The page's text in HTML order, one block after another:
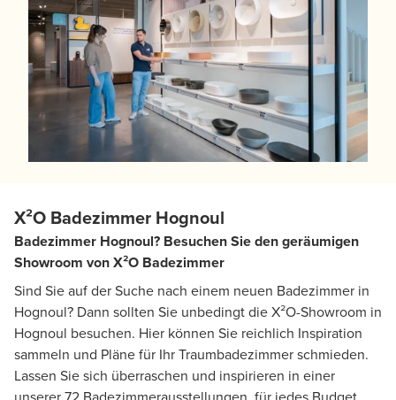
X²O Badezimmer Hognoul
Badezimmer Hognoul? Besuchen Sie den geräumigen
Showroom von X²O Badezimmer
Sind Sie auf der Suche nach einem neuen Badezimmer in
Hognoul? Dann sollten Sie unbedingt die X²O-Showroom in
Hognoul besuchen. Hier können Sie reichlich Inspiration
sammeln und Pläne für Ihr Traumbadezimmer schmieden.
Lassen Sie sich überraschen und inspirieren in einer